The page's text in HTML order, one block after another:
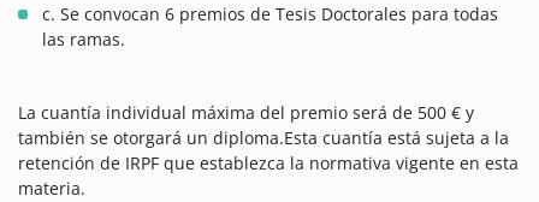
c. Se convocan 6 premios de Tesis Doctorales para todas
las ramas.
La cuantía individual máxima del premio será de 500 € y
también se otorgará un diploma.Esta cuantía está sujeta a la
retención de IRPF que establezca la normativa vigente en esta
materia.